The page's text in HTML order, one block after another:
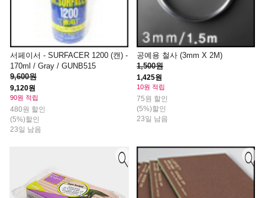
서페이서 - SURFACER 1200 (캔) -
170ml / Gray / GUNB515
9,600원
9,120원
90원 적립
480원 할인
(5%)할인
23일 남음
공예용 철사 (3mm X 2M)
1,500원
1,425원
10원 적립
75원 할인
(5%)할인
23일 남음